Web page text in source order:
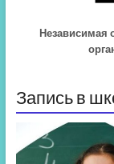
Независимая
Запись в